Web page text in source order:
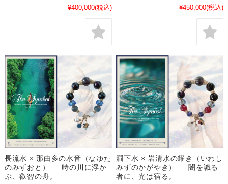
¥400,000(税込) ¥450,000(税込)
長流水 × 那由多の水音（なゆた
のみずおと） ― 時の川に浮か
ぶ、叡智の舟。―
澗下水 × 岩清水の耀き（いわし
みずのかがやき） ― 闇を識る
者に、光は宿る。―